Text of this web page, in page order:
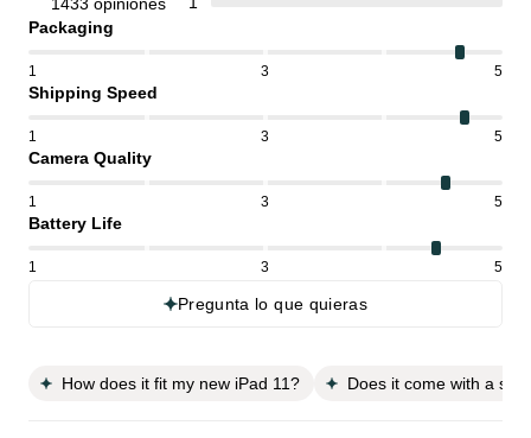
1433 opiniones
Packaging
1 3 5
Shipping Speed
1 3 5
Camera Quality
1 3 5
Battery Life
1 3 5
Pregunta lo que quieras
How does it fit my new iPad 11? Does it come with a